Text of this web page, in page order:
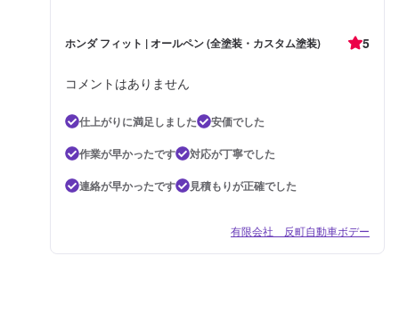
ホンダ フィット | オールペン (全塗装・カスタム塗装) 5
コメントはありません
仕上がりに満足しました
安価でした
作業が早かったです
対応が丁寧でした
連絡が早かったです
見積もりが正確でした
有限会社 反町自動車ボデー